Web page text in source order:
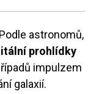
astronomů,
prohlídky
impulzem
galaxií.